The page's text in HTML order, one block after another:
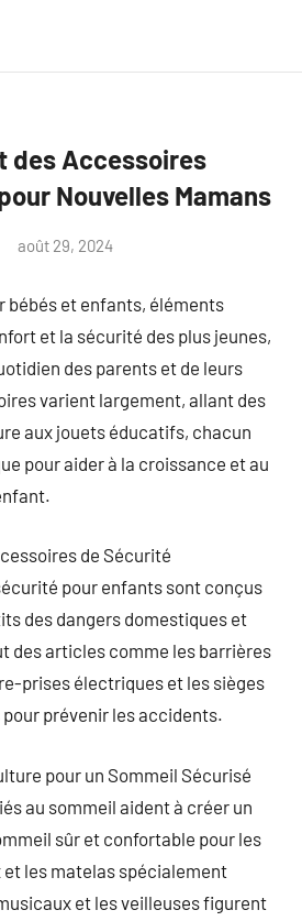
des Accessoires
Nouvelles Mamans
août 29, 2024
bébés et enfants, éléments
et la sécurité des plus jeunes,
des parents et de leurs
varient largement, allant des
aux jouets éducatifs, chacun
pour aider à la croissance et au
de Sécurité
pour enfants sont conçus
des dangers domestiques et
des articles comme les barrières
prises électriques et les sièges
prévenir les accidents.
pour un Sommeil Sécurisé
au sommeil aident à créer un
sûr et confortable pour les
et les matelas spécialement
et les veilleuses figurent